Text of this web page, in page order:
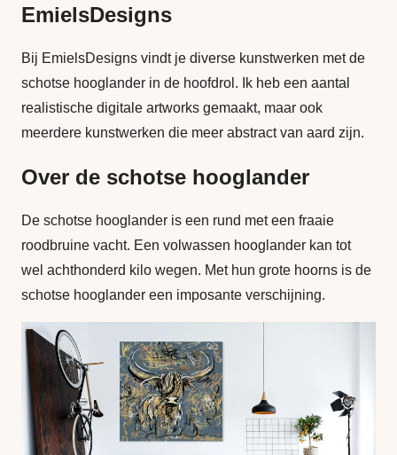
EmielsDesigns
Bij EmielsDesigns vindt je diverse kunstwerken met de
schotse hooglander in de hoofdrol. Ik heb een aantal
realistische digitale artworks gemaakt, maar ook
meerdere kunstwerken die meer abstract van aard zijn.
Over de schotse hooglander
De schotse hooglander is een rund met een fraaie
roodbruine vacht. Een volwassen hooglander kan tot
wel achthonderd kilo wegen. Met hun grote hoorns is de
schotse hooglander een imposante verschijning.